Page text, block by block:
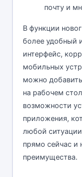
почту и
В функции
более удобный
интерфейс,
мобильных
можно
на рабочем
возможности
приложения,
любой
прямо сейчас и
преимущества.